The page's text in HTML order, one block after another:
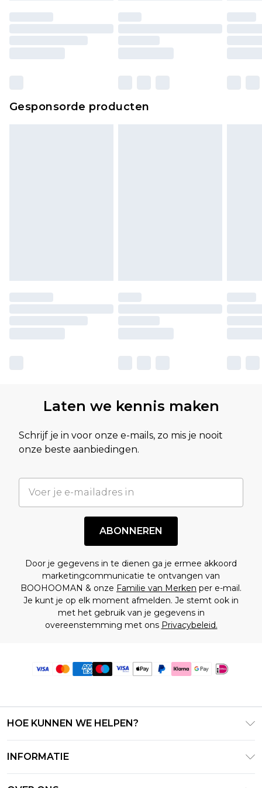
Huishoudelijke artikelen, zoals beddengoed,
matrassen, toppers en kussens, moeten
ongebruikt zijn en in de originele, ongeopende
bekijken.
Gesponsorde producten
Laten we kennis maken
Schrijf je in voor onze e-mails, zo mis je nooit
onze beste aanbiedingen.
ABONNEREN
Door je gegevens in te dienen ga je ermee akkoord
marketingcommunicatie te ontvangen van
BOOHOOMAN & onze Familie van Merken per e-mail.
Je kunt je op elk moment afmelden. Je stemt ook in
met het gebruik van je gegevens in
overeenstemming met ons Privacybeleid.
HOE KUNNEN WE HELPEN?
INFORMATIE